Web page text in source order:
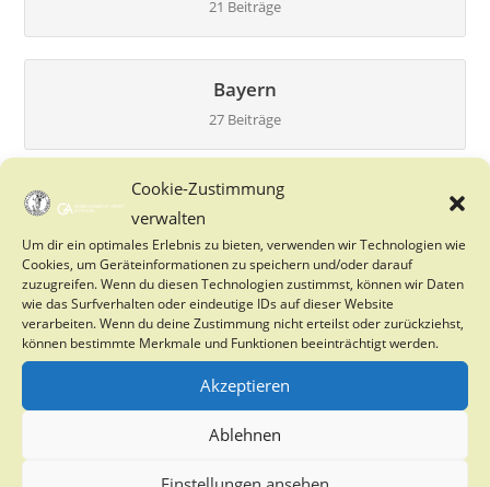
Cookie-Zustimmung
verwalten
Um dir ein optimales Erlebnis zu bieten, verwenden wir Technologien wie
Cookies, um Geräteinformationen zu speichern und/oder darauf
zuzugreifen. Wenn du diesen Technologien zustimmst, können wir Daten
wie das Surfverhalten oder eindeutige IDs auf dieser Website
verarbeiten. Wenn du deine Zustimmung nicht erteilst oder zurückziehst,
können bestimmte Merkmale und Funktionen beeinträchtigt werden.
Akzeptieren
Ablehnen
21 Beiträge
Bayern
27 Beiträge
Berlin
Brandenburg
2 Beiträge
Bremen